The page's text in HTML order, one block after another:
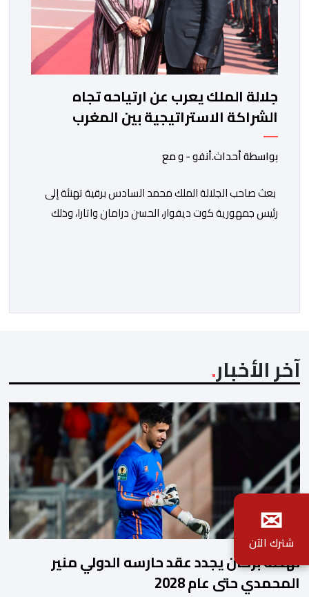
جلالة الملك يعرب عن ارتياحه تجاه
الشراكة الاستراتيجية بين المغرب
والكوت ديفوار
بواسطة أحداث.أنفو - و مع
بعث صاحب الجلالة الملك محمد السادس برقية تهنئة إلى
رئيس جمهورية كوت ديفوار، الحسن درامان واتارا، وذلك
المغربية وجمهورية كوت ديفوار، بحكم […]
آخر الأخبار
نهضة بركان يجدد عقد حارسه الدولي منير
المحمدي حتى عام 2028
✉
شترك الآن